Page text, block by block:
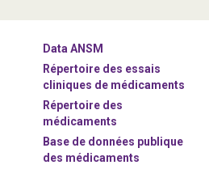
Data ANSM
Répertoire des essais
cliniques de médicaments
Répertoire des
médicaments
Base de données publique
des médicaments